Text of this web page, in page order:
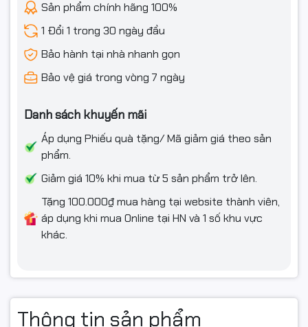
Sản phẩm chính hãng 100%
1 Đổi 1 trong 30 ngày đầu
Bảo hành tại nhà nhanh gọn
Bảo vệ giá trong vòng 7 ngày
Danh sách khuyến mãi
Áp dụng Phiếu quà tặng/ Mã giảm giá theo sản
phẩm.
Giảm giá 10% khi mua từ 5 sản phẩm trở lên.
Tặng 100.000₫ mua hàng tại website thành viên,
áp dụng khi mua Online tại HN và 1 số khu vực
khác.
Thông tin sản phẩm